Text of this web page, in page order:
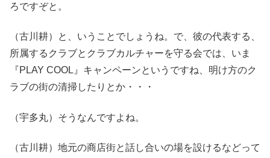
ろですぞと。
（古川耕）と、いうことでしょうね。で、彼の代表する、
所属するクラブとクラブカルチャーを守る会では、いま
『PLAY COOL』キャンペーンというですね、明け方のク
ラブの街の清掃したりとか・・・
（宇多丸）そうなんですよね。
（古川耕）地元の商店街と話し合いの場を設けるなどって